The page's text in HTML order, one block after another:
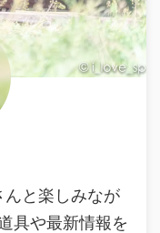
んと楽しみなが
具や最新情報を